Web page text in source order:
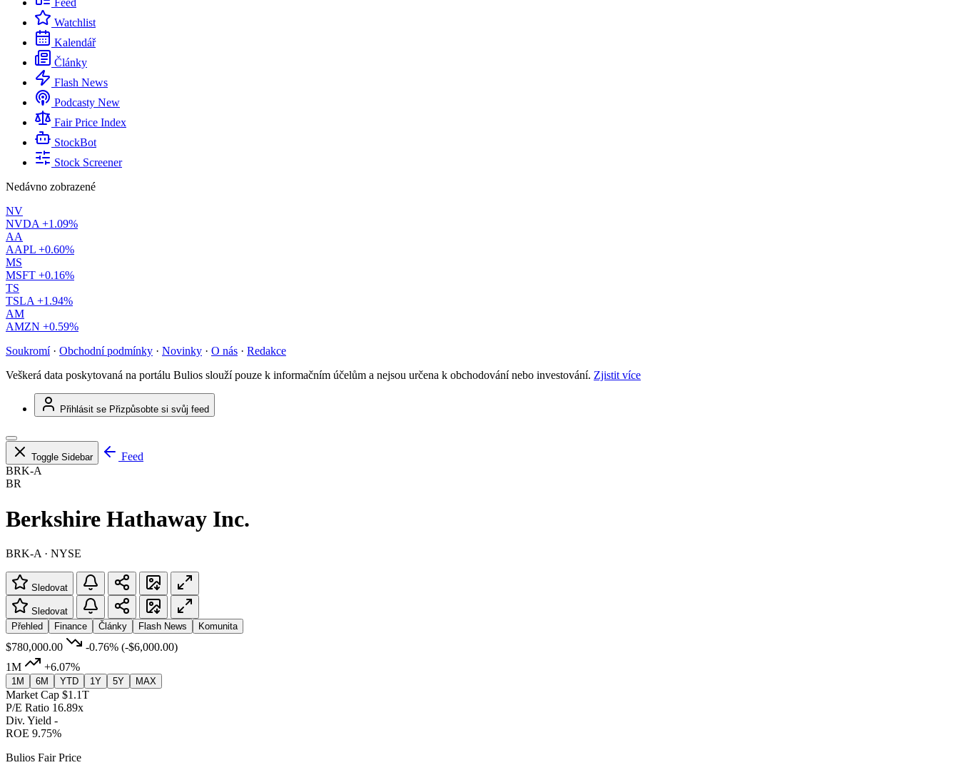
Feed
Watchlist
Kalendář
Články
Flash News
Podcasty New
Fair Price Index
StockBot
Stock Screener
Nedávno zobrazené
NV
NVDA +1.09%
AA
AAPL +0.60%
MS
MSFT +0.16%
TS
TSLA +1.94%
AM
AMZN +0.59%
Soukromí · Obchodní podmínky · Novinky · O nás · Redakce
Veškerá data poskytovaná na portálu Bulios slouží pouze k informačním účelům a nejsou určena k obchodování nebo investování. Zjistit více
Přihlásit se Přizpůsobte si svůj feed
Toggle Sidebar
Feed
BRK-A
BR
Berkshire Hathaway Inc.
BRK-A · NYSE
Sledovat
Sledovat
Přehled
Finance Články Flash News Komunita
$780,000.00 -0.76% (-$6,000.00)
1M
+6.07%
1M 6M YTD 1Y 5Y MAX
Market Cap $1.1T
P/E Ratio 16.89x
Div. Yield -
ROE 9.75%
Bulios Fair Price